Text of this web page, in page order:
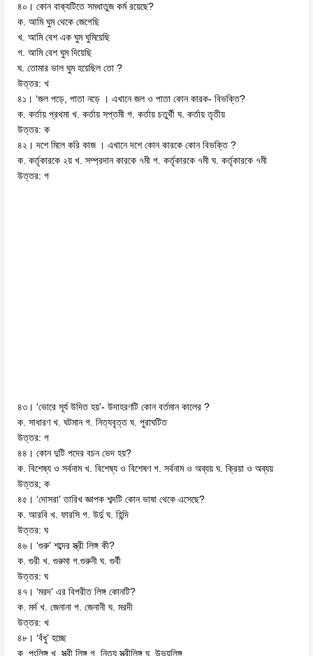
৪০। কোন বাক্যটিতে সমধাতুজ কর্ম রয়েছে?
ক. আমি ঘুম থেকে জেগেছি
খ. আমি বেশ এক ঘুম ঘুমিয়েছি
গ. আমি বেশ ঘুম দিয়েছি
ঘ. তোমার ভাল ঘুম হয়েছিল তো ?
উত্তর: খ
৪১। ‘জল পড়ে, পাতা নড়ে । এখানে জল ও পাতা কোন কারক- বিভক্তি?
ক. কর্তায় প্রথমা খ. কর্তায় সপ্তমী গ. কর্তায় চতুর্থী ঘ. কর্তায় তৃতীয়
উত্তর: ক
৪২। দশে মিলে করি কাজ । এখানে দশে কোন কারকে কোন বিভক্তি ?
ক. কর্তৃকারকে ২য় খ. সম্প্রদান কারকে ৭মী গ. কর্তৃকারকে ৭মী ঘ. কর্তৃকারকে ৭মী
উত্তর: গ
৪৩। ‘ভোরে সূর্য উদিত হয়’- উদাহরণটি কোন বর্তমান কালের ?
ক. সাধারণ খ. ঘটমান গ. নিত্যবৃত্ত ঘ. পুরাঘটিত
উত্তর: গ
৪৪। কোন দুটি পদের বচন ভেদ হয়?
ক. বিশেষ্য ও সর্বনাম খ. বিশেষ্য ও বিশেষণ গ. সর্বনাম ও অব্যয় ঘ. ক্রিয়া ও অব্যয়
উত্তর; ক
৪৫। ‘দোসরা’ তারিখ জ্ঞাপক শব্দটি কোন ভাষা থেকে এসেছে?
ক. আরবি খ. ফারসি গ. উর্দু ঘ. হিন্দি
উত্তর: ঘ
৪৬। ‘গুরু’ শব্দের স্ত্রী লিঙ্গ কী?
ক. গুরী খ. গুরুমা গ.গুরুনী ঘ. গুর্বী
উত্তর: ঘ
৪৭। ‘মরদ’ এর বিপরীত লিঙ্গ কোনটি?
ক. মর্দ খ. জেনানা গ. জেনানী ঘ. মরদী
উত্তর: খ
৪৮। ‘বঁধু’ হচ্ছে
ক. পুংলিঙ্গ খ. স্ত্রী লিঙ্গ গ. নিত্য স্ত্রীলিঙ্গ ঘ. উভয়লিঙ্গ